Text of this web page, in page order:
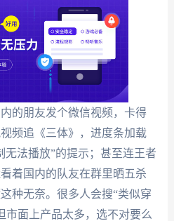
的朋友发个微信视频，卡得
频追《三体》，进度条加载
无法播放”的提示；甚至连王者
着国内的队友在群里晒五杀
种无奈。很多人会搜“类似穿
市面上产品太多，选不对要么